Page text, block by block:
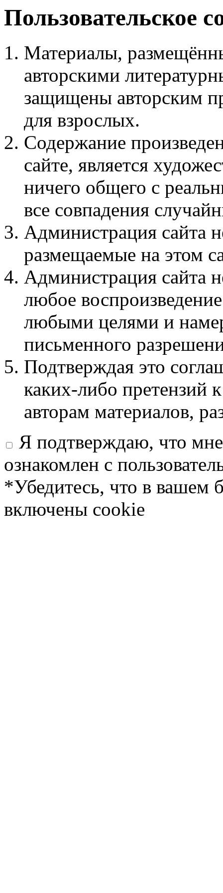
Пользовательское
Материалы,
авторскими
защищены авторским
для взрослых.
Содержание
сайте, является
ничего общего с
все совпадения
Администрация сайта
размещаемые на этом
Администрация сайта
любое
любыми целями и
письменного
Подтверждая это
каких-либо претензий
авторам материалов,
Я подтверждаю, что
ознакомлен с
*Убедитесь, что в вашем
включены cookie